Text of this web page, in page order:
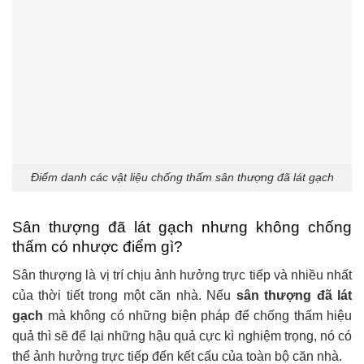
Điểm danh các vật liệu chống thấm sân thượng đã lát gạch
Sân thượng đã lát gạch nhưng không chống
thấm có nhược điểm gì?
Sân thượng là vị trí chịu ảnh hưởng trực tiếp và nhiều nhất
của thời tiết trong một căn nhà. Nếu sân thượng đã lát
gạch mà không có những biện pháp để chống thấm hiệu
quả thì sẽ để lại những hậu quả cực kì nghiệm trọng, nó có
thể ảnh hưởng trực tiếp đến kết cấu của toàn bộ căn nhà.